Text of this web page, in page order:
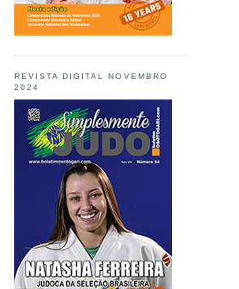
REVISTA DIGITAL NOVEMBRO
2024